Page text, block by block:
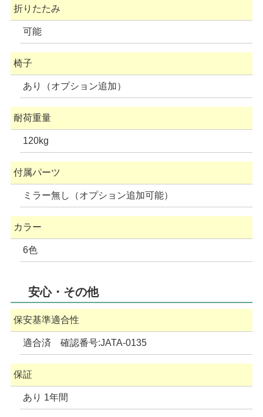
折りたたみ
可能
椅子
あり（オプション追加）
耐荷重量
120kg
付属パーツ
ミラー無し（オプション追加可能）
カラー
6色
安心・その他
保安基準適合性
適合済 確認番号:JATA-0135
保証
あり 1年間